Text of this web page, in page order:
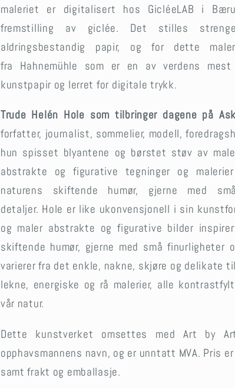
maleriet er digitalisert hos GicléeLAB i
fremstilling av giclée. Det stilles
aldringsbestandig papir, og for dette
fra Hahnemühle som er en av verdens
kunstpapir og lerret for digitale trykk.
Trude Helén Hole som tilbringer dagene på
forfatter, journalist, sommelier, modell,
hun spisset blyantene og børstet støv av
abstrakte og figurative tegninger og
naturens skiftende humør, gjerne med
detaljer. Hole er like ukonvensjonell i sin
og maler abstrakte og figurative bilder
skiftende humør, gjerne med små finurligheter
varierer fra det enkle, nakne, skjøre og delikate
lekne, energiske og rå malerier, alle
vår natur.
Dette kunstverket omsettes med Art by
opphavsmannens navn, og er unntatt MVA. Pris
samt frakt og emballasje.